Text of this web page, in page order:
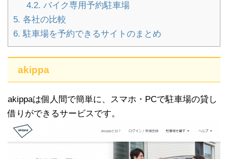
4.2. バイク専用予約駐車場
5. 各社の比較
6. 駐車場を予約できるサイトのまとめ
akippa
akippaは個人間で簡単に、スマホ・PCで駐車場の貸し
借りができるサービスです。